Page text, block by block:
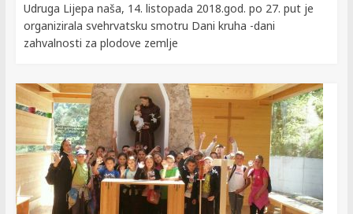
Udruga Lijepa naša, 14. listopada 2018.god. po 27. put je
organizirala svehrvatsku smotru Dani kruha -dani
zahvalnosti za plodove zemlje